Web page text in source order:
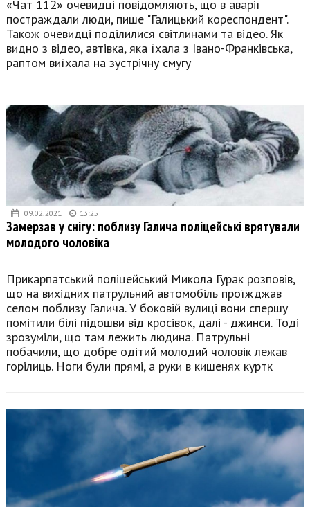
«Чат 112» очевидці повідомляють, що в аварії
постраждали люди, пише "Галицький кореспондент".
Також очевидці поділилися світлинами та відео. Як
видно з відео, автівка, яка їхала з Івано-Франківська,
раптом виїхала на зустрічну смугу
09.02.2021 13:25
Замерзав у снігу: поблизу Галича поліцейські врятували
молодого чоловіка
Прикарпатський поліцейський Микола Гурак розповів,
що на вихідних патрульний автомобіль проїжджав
селом поблизу Галича. У боковій вулиці вони спершу
помітили білі підошви від кросівок, далі - джинси. Тоді
зрозуміли, що там лежить людина. Патрульні
побачили, що добре одітий молодий чоловік лежав
горілиць. Ноги були прямі, а руки в кишенях куртк